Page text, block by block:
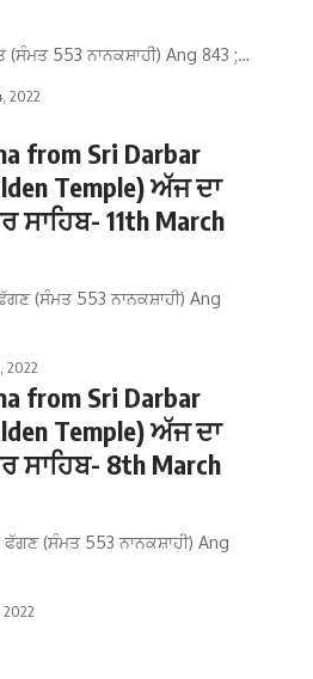
(ਸੰਮਤ 553 ਨਾਨਕਸ਼ਾਹੀ) Ang 843 ;…
2022
from Sri Darbar
Temple) ਅੱਜ ਦਾ
ਸਾਹਿਬ- 11th March
(ਸੰਮਤ 553 ਨਾਨਕਸ਼ਾਹੀ) Ang
2022
from Sri Darbar
Temple) ਅੱਜ ਦਾ
ਸਾਹਿਬ- 8th March
(ਸੰਮਤ 553 ਨਾਨਕਸ਼ਾਹੀ) Ang